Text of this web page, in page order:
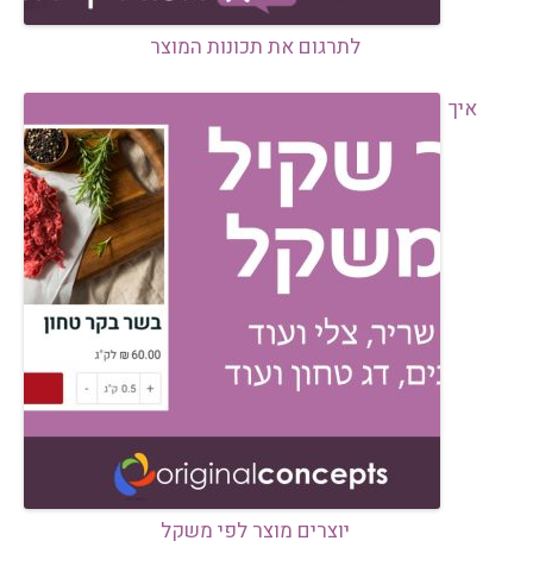
לתרגום את תכונות המוצר
איך
יוצרים מוצר לפי משקל